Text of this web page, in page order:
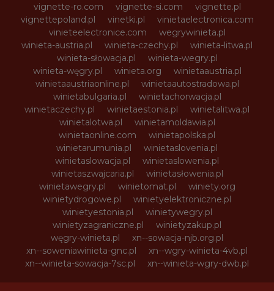
vignette-ro.com
vignette-si.com
vignette.pl
vignettepoland.pl
vinetki.pl
vinietaelectronica.com
vinieteelectronice.com
wegrywinieta.pl
winieta-austria.pl
winieta-czechy.pl
winieta-litwa.pl
winieta-słowacja.pl
winieta-wegry.pl
winieta-węgry.pl
winieta.org
winietaaustria.pl
winietaaustriaonline.pl
winietaautostradowa.pl
winietabulgaria.pl
winietachorwacja.pl
winietaczechy.pl
winietaestonia.pl
winietalitwa.pl
winietalotwa.pl
winietamoldawia.pl
winietaonline.com
winietapolska.pl
winietarumunia.pl
winietaslovenia.pl
winietaslowacja.pl
winietaslowenia.pl
winietaszwajcaria.pl
winietasłowenia.pl
winietawegry.pl
winietomat.pl
winiety.org
winietydrogowe.pl
winietyelektroniczne.pl
winietyestonia.pl
winietywegry.pl
winietyzagraniczne.pl
winietyzakup.pl
węgry-winieta.pl
xn--sowacja-njb.org.pl
xn--soweniawinieta-gnc.pl
xn--wgry-winieta-4vb.pl
xn--winieta-sowacja-7sc.pl
xn--winieta-wgry-dwb.pl